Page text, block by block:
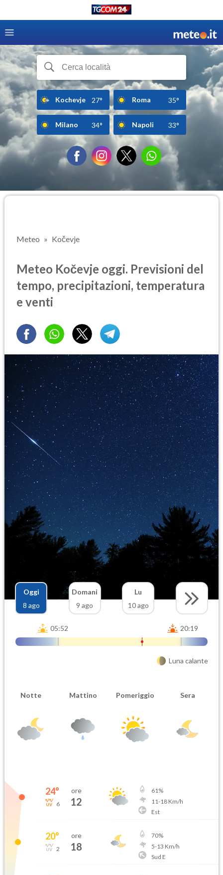
Kochevje 27° Roma 35°
Milano 34° Napoli 33°
Meteo Kočevje
Meteo Kočevje oggi. Previsioni del
tempo, precipitazioni, temperatura
e venti
Oggi
8 ago
Domani
9 ago
Lu
10 ago
05:52 20:19
Luna calante
Notte Mattino Pomeriggio Sera
24°
6
ore
12
61%
11-18Km/h
Est
20°
2
ore
18
70%
5-13 Km/h
Sud E